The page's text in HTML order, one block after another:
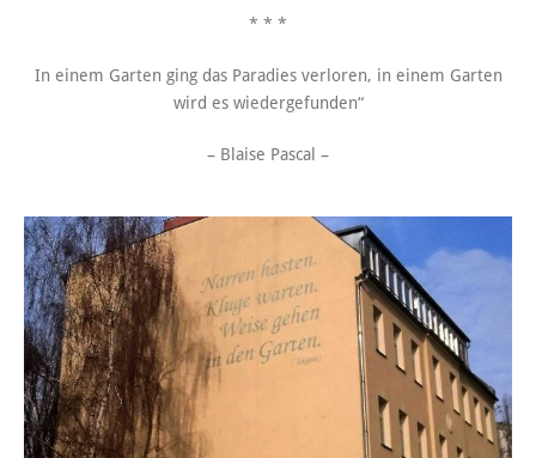
* * *
In einem Garten ging das Paradies verloren, in einem Garten
wird es wiedergefunden“
– Blaise Pascal –